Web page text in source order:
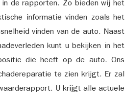
de rapporten. Zo bieden wij het
informatie vinden zoals het
vinden van de auto. Naast
kunt u bekijken in het
die heeft op de auto. Ons
te zien krijgt. Er zal
U krijgt alle actuele